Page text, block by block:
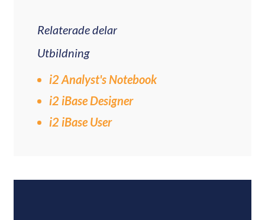
Relaterade delar
Utbildning
i2 Analyst's Notebook
i2 iBase Designer
i2 iBase User